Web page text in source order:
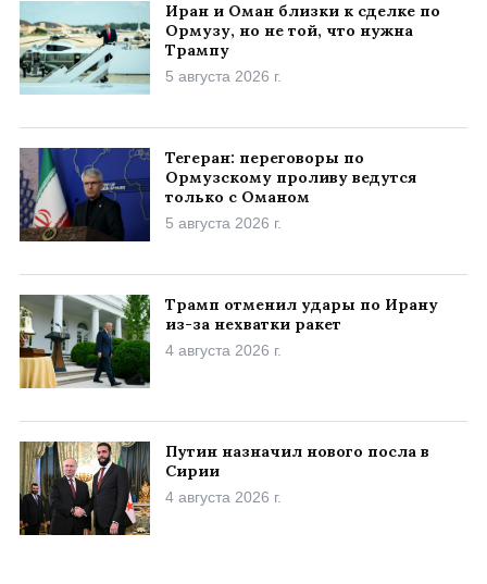
Иран и Оман близки к сделке по
Ормузу, но не той, что нужна
Трампу
5 августа 2026 г.
Тегеран: переговоры по
Ормузскому проливу ведутся
только с Оманом
5 августа 2026 г.
Трамп отменил удары по Ирану
из-за нехватки ракет
4 августа 2026 г.
Путин назначил нового посла в
Сирии
4 августа 2026 г.